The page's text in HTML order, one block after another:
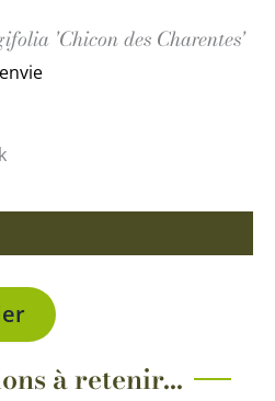
'Chicon des Charentes'
à retenir...